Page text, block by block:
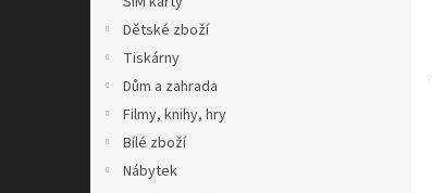
Dětské zboží
Tiskárny
Dům a zahrada
Filmy, knihy, hry
Bílé zboží
Nábytek